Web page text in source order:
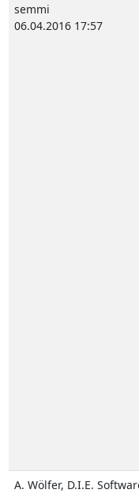
semmi
06.04.2016 17:57
A. Wölfer, D.I.E.